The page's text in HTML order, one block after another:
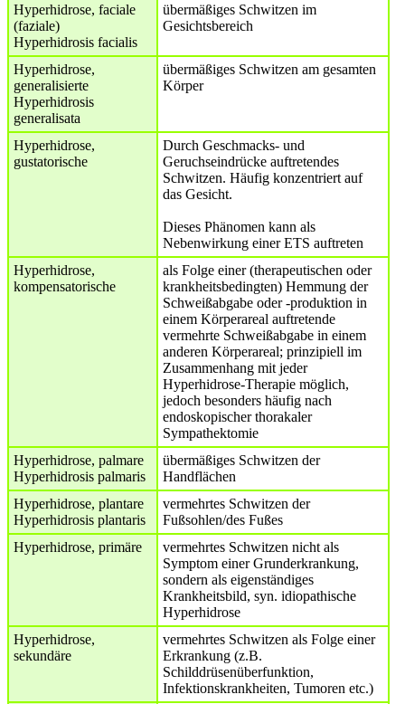
Hyperhidrose, faciale
(faziale)
Hyperhidrosis facialis
übermäßiges Schwitzen im
Gesichtsbereich
Hyperhidrose,
generalisierte
Hyperhidrosis
generalisata
übermäßiges Schwitzen am gesamten
Körper
Hyperhidrose,
gustatorische
Durch Geschmacks- und
Geruchseindrücke auftretendes
Schwitzen. Häufig konzentriert auf
das Gesicht.
Dieses Phänomen kann als
Nebenwirkung einer ETS auftreten
Hyperhidrose,
kompensatorische
als Folge einer (therapeutischen oder
krankheitsbedingten) Hemmung der
Schweißabgabe oder -produktion in
einem Körperareal auftretende
vermehrte Schweißabgabe in einem
anderen Körperareal; prinzipiell im
Zusammenhang mit jeder
Hyperhidrose-Therapie möglich,
jedoch besonders häufig nach
endoskopischer thorakaler
Sympathektomie
Hyperhidrose, palmare
Hyperhidrosis palmaris
übermäßiges Schwitzen der
Handflächen
Hyperhidrose, plantare
Hyperhidrosis plantaris
vermehrtes Schwitzen der
Fußsohlen/des Fußes
Hyperhidrose, primäre
vermehrtes Schwitzen nicht als
Symptom einer Grunderkrankung,
sondern als eigenständiges
Krankheitsbild, syn. idiopathische
Hyperhidrose
Hyperhidrose,
sekundäre
vermehrtes Schwitzen als Folge einer
Erkrankung (z.B.
Schilddrüsenüberfunktion,
Infektionskrankheiten, Tumoren etc.)